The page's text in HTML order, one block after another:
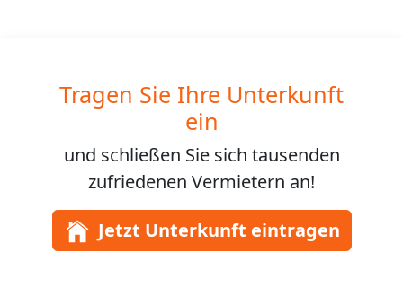
Tragen Sie Ihre Unterkunft
ein
und schließen Sie sich tausenden
zufriedenen Vermietern an!
Jetzt Unterkunft eintragen